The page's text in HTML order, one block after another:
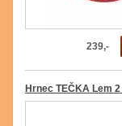
239,-
Hrnec TEČKA Lem 2 l